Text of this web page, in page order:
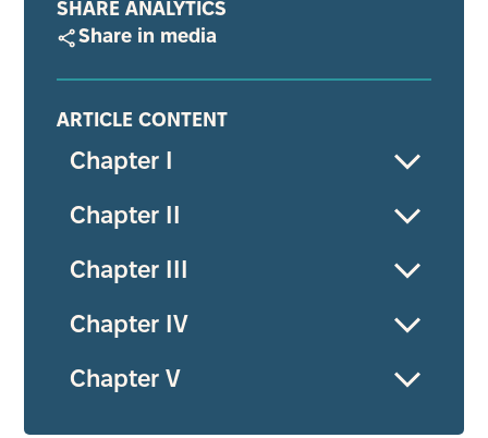
SHARE ANALYTICS
Share in media
ARTICLE CONTENT
Chapter І
Chapter ІI
Chapter ІII
Chapter IV
Chapter V